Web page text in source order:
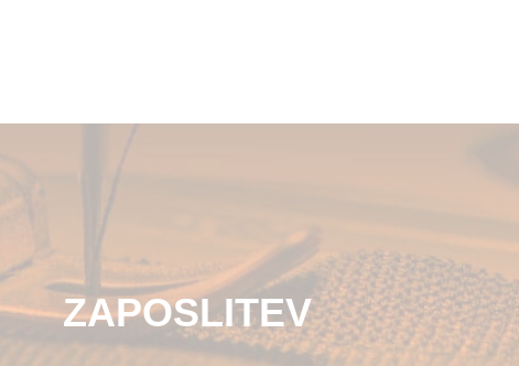
ZAPOSLITEV